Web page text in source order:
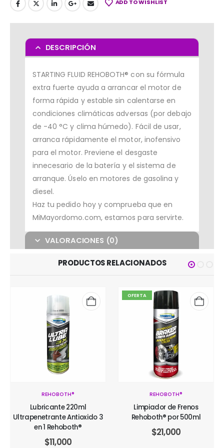
ADD TO WISHLIST
DESCRIPCIÓN
STARTING FLUID REHOBOTH® con su fórmula
extra fuerte ayuda a arrancar el motor de
forma rápida y estable sin calentarse en
condiciones climáticas adversas (por debajo
de -40 °C y clima húmedo). Fácil de usar,
arranca rápidamente el motor, inofensivo
para el motor. Previene el desgaste
innecesario de la batería y el sistema de
arranque. Úselo en motores de gasolina y
diesel.
Haz tu pedido hoy y comprueba que en
MiMayordomo.com, estamos para servirte.
VALORACIONES (0)
PRODUCTOS RELACIONADOS
REHOBOTH®
Lubricante 220ml
Ultrapenetrante Antioxido 3
en 1 Rehoboth®
$11,000
OFERTA
REHOBOTH®
Limpiador de Frenos
Rehoboth® por 500ml
$21,000